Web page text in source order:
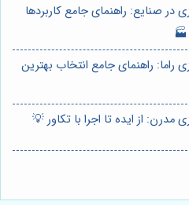
در صنایع: راهنمای جامع کاربردها
🏭
راما: راهنمای جامع انتخاب بهترین
مدرن: از ایده تا اجرا با تکاور 💡